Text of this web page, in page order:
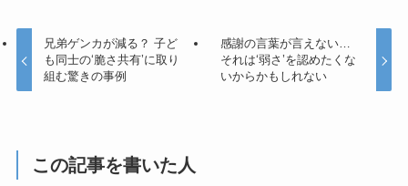
兄弟ゲンカが減る？ 子ど
も同士の‘脆さ共有’に取り
組む驚きの事例
感謝の言葉が言えない…
それは‘弱さ’を認めたくな
いからかもしれない
この記事を書いた人